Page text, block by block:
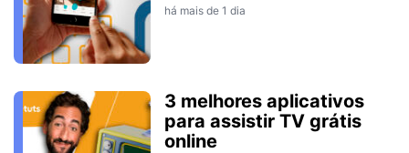
há mais de 1 dia
3 melhores aplicativos
para assistir TV grátis
online